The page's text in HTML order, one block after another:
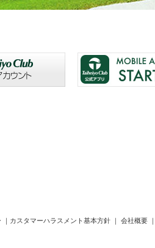
｜ カスタマーハラスメント基本方針 ｜ 会社概要 ｜